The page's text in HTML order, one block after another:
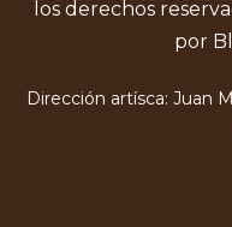
los derechos
por
Dirección artísca: Juan